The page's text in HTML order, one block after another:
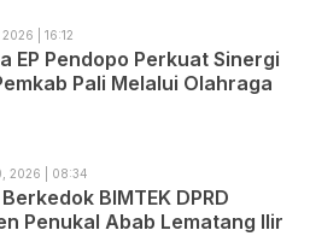
| 16:12
EP Pendopo Perkuat Sinergi
Pali Melalui Olahraga
2026 | 08:34
BIMTEK DPRD
Penukal Abab Lematang Ilir